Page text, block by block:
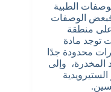
الطبية
فبعض الوصفات
على منطقة
توجد مادة
محدودة جدًا
وإلى